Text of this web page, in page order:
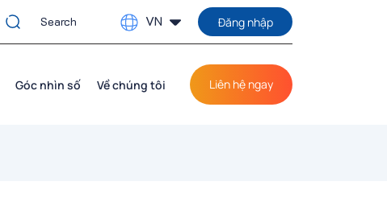
VN Đăng nhập
Góc nhìn số Về chúng tôi Liên hệ ngay